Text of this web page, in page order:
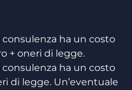
ha un costo
+ oneri di legge.
ha un costo
di legge. Un’eventuale